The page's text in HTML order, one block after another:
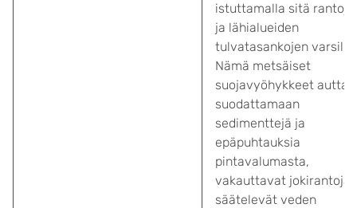
istuttamalla sitä
ja lähialueiden
tulvatasankojen varsille.
Nämä metsäiset
suojavyöhykkeet
suodattamaan
sedimenttejä ja
epäpuhtauksia
pintavalumasta,
vakauttavat jokirantoja,
säätelevät veden